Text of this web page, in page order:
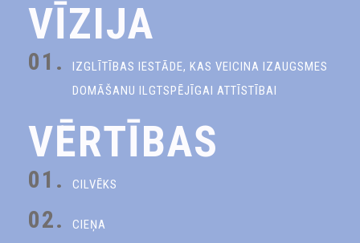
VĪZIJA
01.
IZGLĪTĪBAS IESTĀDE, KAS VEICINA IZAUGSMES
DOMĀŠANU ILGTSPĒJĪGAI ATTĪSTĪBAI
VĒRTĪBAS
01. CILVĒKS
02. CIEŅA